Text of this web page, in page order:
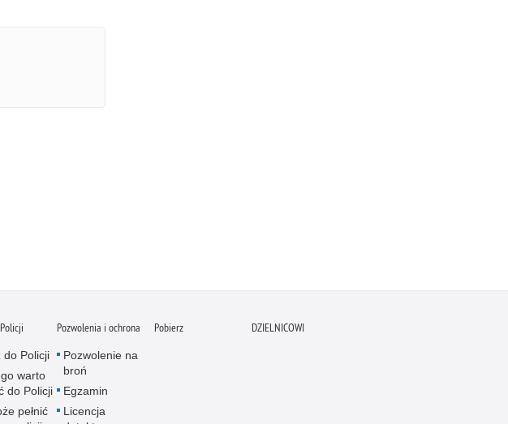
do Policji
warto
do Policji
pełnić
Pozwolenia i ochrona
Pozwolenie na
broń
Egzamin
Licencja
Pobierz DZIELNICOWI